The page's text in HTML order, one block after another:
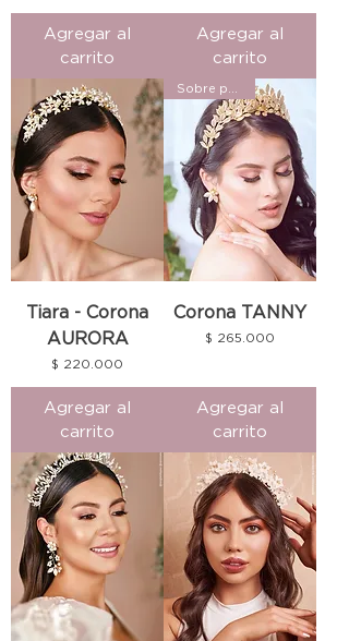
Agregar al
carrito
Agregar al
carrito
Tiara - Corona
AURORA
Precio
$ 220.000
Agregar al
carrito
Corona TANNY
Precio
$ 265.000
Agregar al
carrito